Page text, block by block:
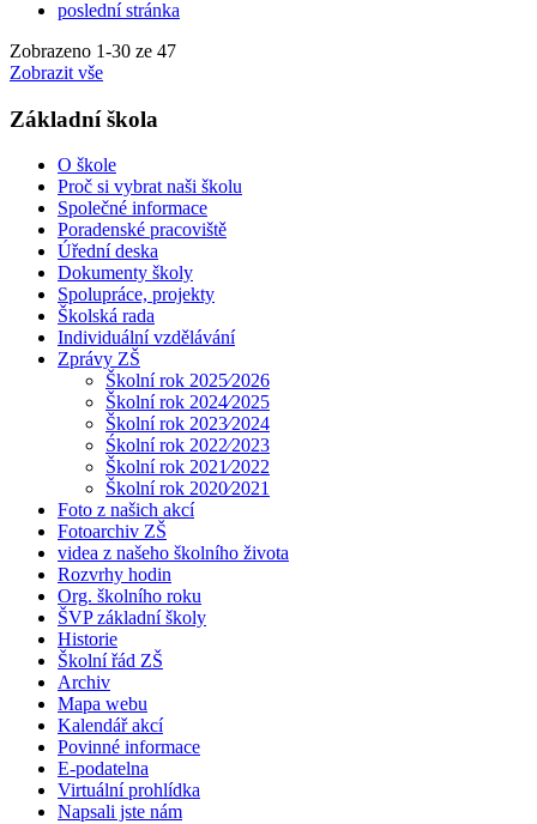
poslední stránka
Zobrazeno 1-30 ze 47
Zobrazit vše
Základní škola
O škole
Proč si vybrat naši školu
Společné informace
Poradenské pracoviště
Úřední deska
Dokumenty školy
Spolupráce, projekty
Školská rada
Individuální vzdělávání
Zprávy ZŠ
Školní rok 2025⁄2026
Školní rok 2024⁄2025
Školní rok 2023⁄2024
Śkolní rok 2022⁄2023
Školní rok 2021⁄2022
Školní rok 2020⁄2021
Foto z našich akcí
Fotoarchiv ZŠ
videa z našeho školního života
Rozvrhy hodin
Org. školního roku
ŠVP základní školy
Historie
Školní řád ZŠ
Archiv
Mapa webu
Kalendář akcí
Povinné informace
E-podatelna
Virtuální prohlídka
Napsali jste nám